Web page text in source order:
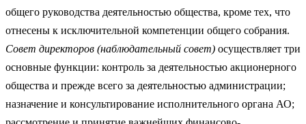
об­щего руководства деятельностью общества, кроме тех, что
отне­сены к исключительной компетенции общего собрания.
Совет директоров (наблюдательный совет) осуществляет три
основные функции: контроль за деятельностью акционерного
общества и прежде всего за деятельностью администрации;
назначение и консультирование исполнительного органа АО;